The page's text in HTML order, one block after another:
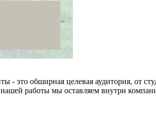
- это обширная целевая аудитория, от
работы мы оставляем внутри